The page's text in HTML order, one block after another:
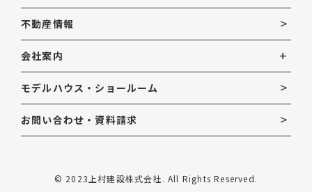
不動産情報
会社案内
モデルハウス・ショールーム
お問い合わせ・資料請求
© 2023上村建設株式会社. All Rights Reserved.